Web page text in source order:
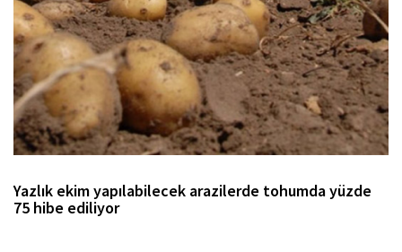
Yazlık ekim yapılabilecek arazilerde tohumda yüzde
75 hibe ediliyor